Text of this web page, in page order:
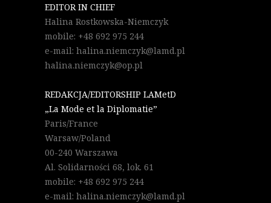
EDITOR IN CHIEF
Halina Rostkowska-Niemczyk
mobile: +48 692 975 244
e-mail: halina.niemczyk@lamd.pl
halina.niemczyk@op.pl
REDAKCJA/EDITORSHIP LAMetD
„La Mode et la Diplomatie”
Paris/France
Warsaw/Poland
00-240 Warszawa
Al. Solidarności 68, lok. 61
mobile: +48 692 975 244
e-mail: halina.niemczyk@lamd.pl